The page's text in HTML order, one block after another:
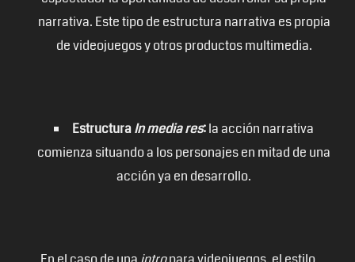
narrativa. Este tipo de estructura narrativa es propia
de videojuegos y otros productos multimedia.
EstructuraIn media res:la acción narrativa
comienza situando a los personajes en mitad de una
acción ya en desarrollo.